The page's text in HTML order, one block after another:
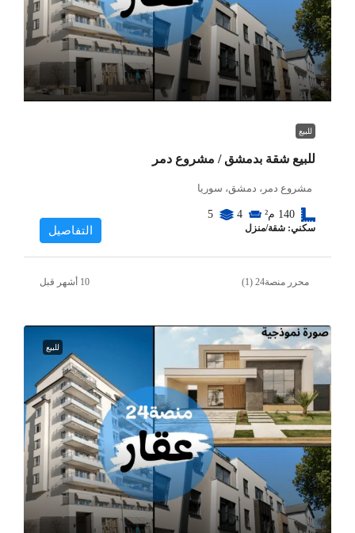
للبيع
للبيع شقة بدمشق / مشروع دمر
مشروع دمر، دمشق، سوريا
140 م² 4
5
سكني: شقة/منزل التفاصيل
محرر منصة24 (1)
للبيع